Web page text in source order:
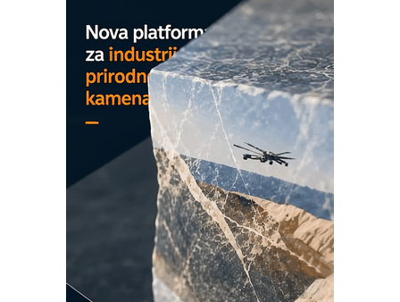
CTO - Prilagodite svoju toplinsku
obradu!